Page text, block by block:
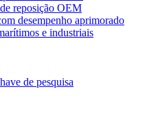
reposição OEM
desempenho aprimorado
e industriais
de pesquisa